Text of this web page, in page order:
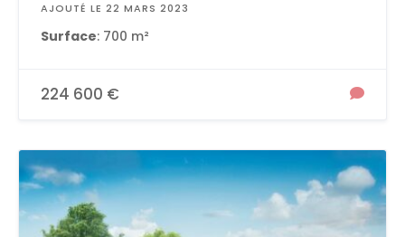
AJOUTÉ LE 22 MARS 2023
Surface: 700 m²
224 600 €